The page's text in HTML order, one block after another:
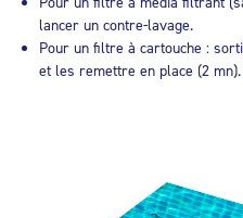
lancer un contre-lavage.
Pour un filtre à cartouche :
et les remettre en place (2 mn).